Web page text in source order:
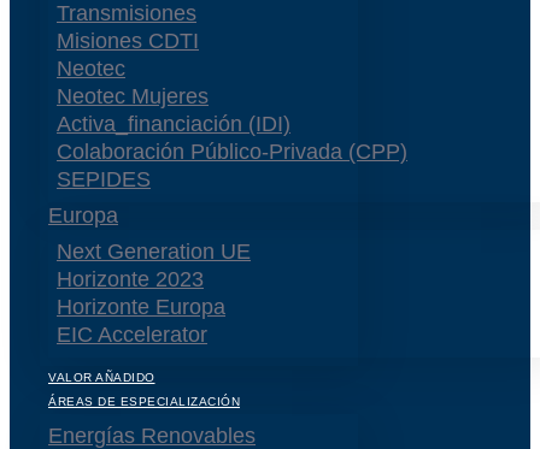
Transmisiones
Misiones CDTI
Neotec
Neotec Mujeres
Activa_financiación (IDI)
Colaboración Público-Privada (CPP)
SEPIDES
Europa
Next Generation UE
Horizonte 2023
Horizonte Europa
EIC Accelerator
VALOR AÑADIDO
ÁREAS DE ESPECIALIZACIÓN
Energías Renovables